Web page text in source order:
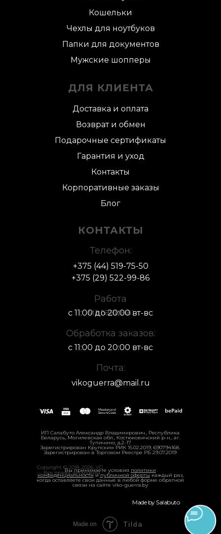
ДЛЯ КЛИЕНТА
Доставка и оплата
Возврат и обмен
Подарочные сертификаты
Гарантия и уход
Контакты
Корпоративные заказы
Блог
Кошельки
Чехлы для ноутбуков
Папки для документов
Мужские шопперы
КОНТАКТЫ
Телефон:
+375 (44) 519-75-50
+375 (29) 522-99-86
Работа
магазина:
с 11:00 до 20:00 вт-вс
Обработка заказов:
с 11:00 до 20:00 вт-вс
Copyright © 2018-2026, VG
— Все права защищены
Made by Salabuto
Вы принимаете условия политики
конфиденциальностиипубличной офертыкаждый раз,
когда оставляете свои данные в любой форме обратной
связи на сайте viko-guerra.by
ИП Салабуто Александр Владимирович., Республика
Беларусь, Могилевская обл., Костюковичский р-н., аг.
Тупичино, д.2-17
Зарегистрирован Крупским РИК 15.02.2019, 690794168.
Зарегистрирован в Торговом Реестре РБ 29.07.2019
Почта:
vikoguerra@mail.ru
Made on Tilda